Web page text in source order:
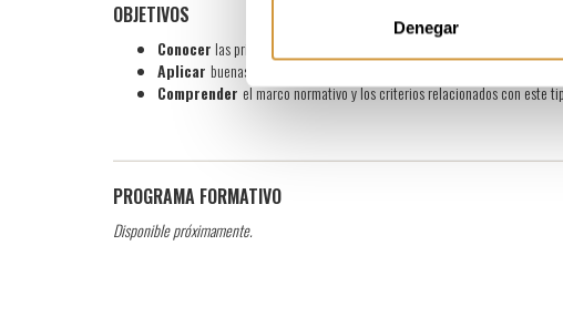
Denegar
OBJETIVOS
Conocer las principales prácticas que atienden a los preceptos de la
Aplicar buenas prácticas y tecnologías sostenibles para optimizar los
Comprender el marco normativo y los criterios relacionados con este
PROGRAMA FORMATIVO
​​Disponible próximamente.